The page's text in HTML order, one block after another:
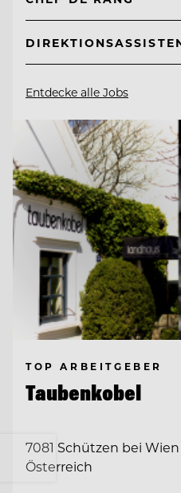
Entdecke alle Jobs
TOP ARBEITGEBER
Taubenkobel
7081 Schützen bei
Österreich